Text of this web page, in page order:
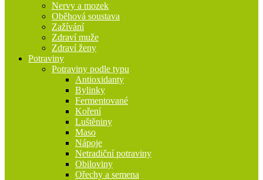
Nervy a mozek
Oběhová soustava
Zažívání
Zdraví muže
Zdraví ženy
Potraviny
Potraviny podle typu
Antioxidanty
Bylinky
Fermentované
Koření
Luštěniny
Maso
Nápoje
Netradiční potraviny
Obiloviny
Ořechy a semena